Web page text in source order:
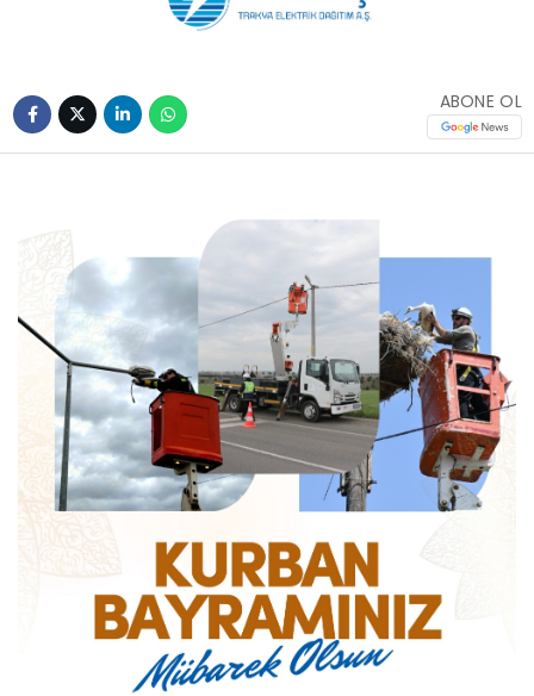
ABONE OL